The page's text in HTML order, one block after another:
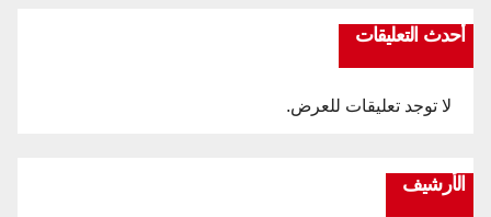
أحدث التعليقات
لا توجد تعليقات للعرض.
الأرشيف